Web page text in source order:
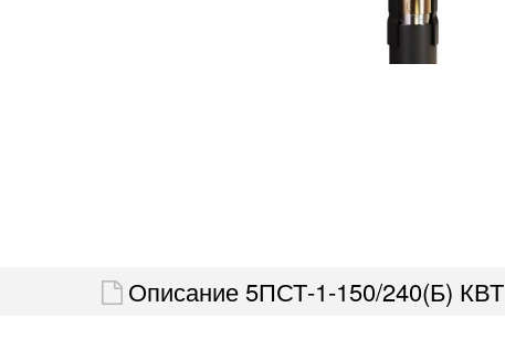
Описание 5ПСТ-1-150/240(Б) КВТ